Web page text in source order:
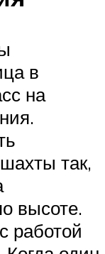
в
на
так,
высоте.
работой